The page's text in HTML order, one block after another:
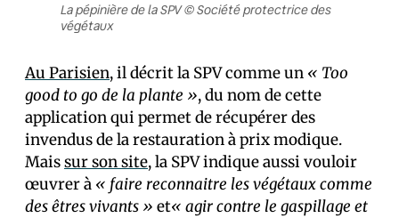
La pépinière de la SPV © Société protectrice des
végétaux
Au Parisien, il décrit la SPV comme un « Too
good to go de la plante », du nom de cette
application qui permet de récupérer des
invendus de la restauration à prix modique.
Maissur son site, la SPV indique aussi vouloir
œuvrer à « faire reconnaitre les végétaux comme
des êtres vivants » et« agir contre le gaspillage et